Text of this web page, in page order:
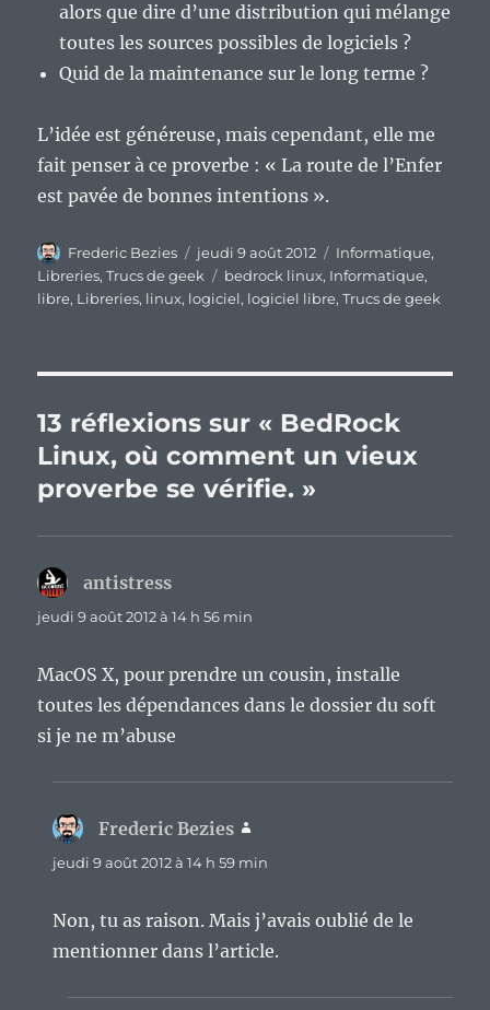
alors que dire d’une distribution qui mélange
toutes les sources possibles de logiciels ?
Quid de la maintenance sur le long terme ?
L’idée est généreuse, mais cependant, elle me
fait penser à ce proverbe : « La route de l’Enfer
est pavée de bonnes intentions ».
Auteur
Frederic Bezies
Publié
le
jeudi 9 août 2012 Catégories
Informatique,
Libreries,Trucs de geek Étiquettes
bedrock linux, Informatique,
libre, Libreries, linux, logiciel, logiciel libre,Trucs de geek
13 réflexions sur « BedRock
Linux, où comment un vieux
proverbe se vérifie. »
antistress
jeudi 9 août 2012 à 14 h 56 min
MacOS X, pour prendre un cousin, installe
toutes les dépendances dans le dossier du soft
si je ne m’abuse
Frederic Bezies
jeudi 9 août 2012 à 14 h 59 min
Non, tu as raison. Mais j’avais oublié de le
mentionner dans l’article.